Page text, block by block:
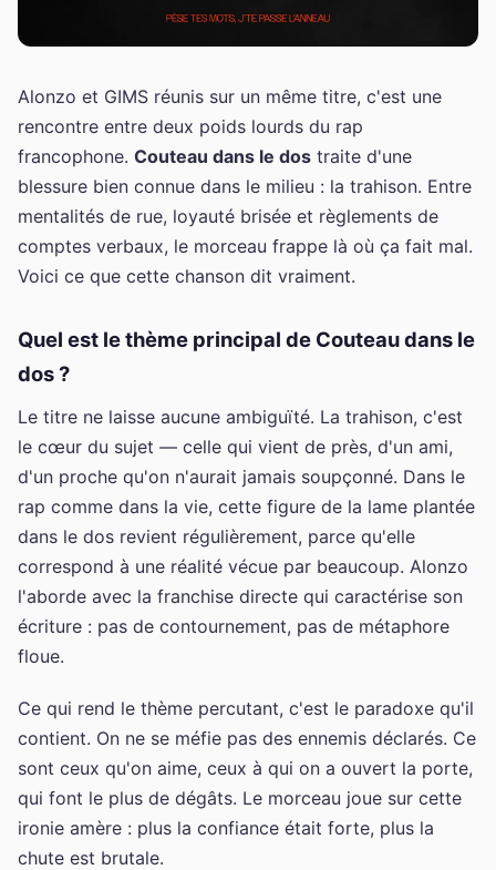
Alonzo et GIMS réunis sur un même titre, c'est une
rencontre entre deux poids lourds du rap
francophone. Couteau dans le dos traite d'une
blessure bien connue dans le milieu : la trahison. Entre
mentalités de rue, loyauté brisée et règlements de
comptes verbaux, le morceau frappe là où ça fait mal.
Voici ce que cette chanson dit vraiment.
Quel est le thème principal de Couteau dans le
dos ?
Le titre ne laisse aucune ambiguïté. La trahison, c'est
le cœur du sujet — celle qui vient de près, d'un ami,
d'un proche qu'on n'aurait jamais soupçonné. Dans le
rap comme dans la vie, cette figure de la lame plantée
dans le dos revient régulièrement, parce qu'elle
correspond à une réalité vécue par beaucoup. Alonzo
l'aborde avec la franchise directe qui caractérise son
écriture : pas de contournement, pas de métaphore
floue.
Ce qui rend le thème percutant, c'est le paradoxe qu'il
contient. On ne se méfie pas des ennemis déclarés. Ce
sont ceux qu'on aime, ceux à qui on a ouvert la porte,
qui font le plus de dégâts. Le morceau joue sur cette
ironie amère : plus la confiance était forte, plus la
chute est brutale.